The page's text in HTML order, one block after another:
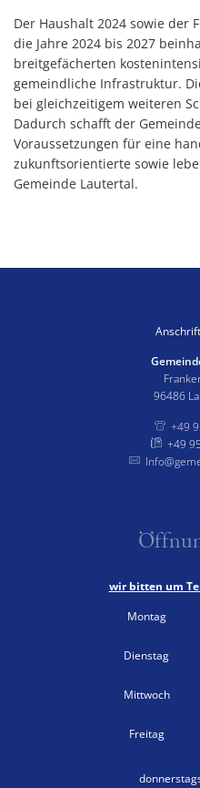
Der Haushalt 2024 sowie der
die Jahre 2024 bis 2027
breitgefächerten
gemeindliche Infrastruktur.
bei gleichzeitigem weiteren
Dadurch schafft der
Voraussetzungen für eine
zukunftsorientierte sowie
Gemeinde Lautertal.
96486
+49
+49
wir bitten um
Montag
Dienstag
Mittwoch
Freitag